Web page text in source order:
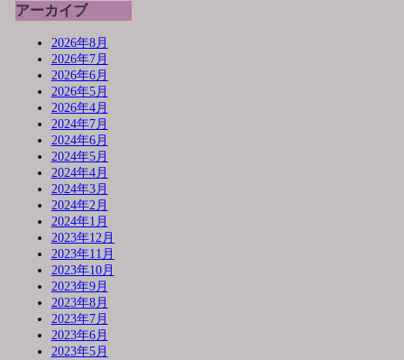
アーカイブ
2026年8月
2026年7月
2026年6月
2026年5月
2026年4月
2024年7月
2024年6月
2024年5月
2024年4月
2024年3月
2024年2月
2024年1月
2023年12月
2023年11月
2023年10月
2023年9月
2023年8月
2023年7月
2023年6月
2023年5月